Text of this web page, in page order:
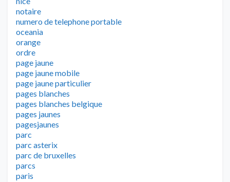
notaire
numero de telephone portable
oceania
orange
ordre
page jaune
page jaune mobile
page jaune particulier
pages blanches
pages blanches belgique
pages jaunes
pagesjaunes
parc
parc asterix
parc de bruxelles
parcs
paris